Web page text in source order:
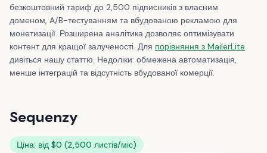
безкоштовний тариф до 2,500 підписників з власним
доменом, A/B-тестуванням та вбудованою рекламою для
монетизації. Розширена аналітика дозволяє оптимізувати
контент для кращої залученості. Для порівняння з MailerLite
дивіться нашу статтю. Недоліки: обмежена автоматизація,
менше інтеграцій та відсутність вбудованої комерції.
Sequenzy
Ціна: від $0 (2,500 листів/міс)